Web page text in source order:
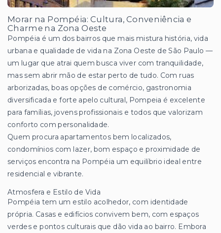
Morar na Pompéia: Cultura, Conveniência e
Charme na Zona Oeste
Pompéia é um dos bairros que mais mistura história, vida
urbana e qualidade de vida na Zona Oeste de São Paulo —
um lugar que atrai quem busca viver com tranquilidade,
mas sem abrir mão de estar perto de tudo. Com ruas
arborizadas, boas opções de comércio, gastronomia
diversificada e forte apelo cultural, Pompeia é excelente
para famílias, jovens profissionais e todos que valorizam
conforto com personalidade.
Quem procura apartamentos bem localizados,
condomínios com lazer, bom espaço e proximidade de
serviços encontra na Pompéia um equilíbrio ideal entre
residencial e vibrante.
Atmosfera e Estilo de Vida
Pompéia tem um estilo acolhedor, com identidade
própria. Casas e edifícios convivem bem, com espaços
verdes e pontos culturais que dão vida ao bairro. Embora